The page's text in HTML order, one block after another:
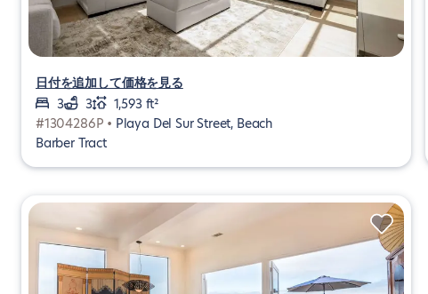
日付を追加して価格を見る
3
3
1,593 ft²
#1304286P • Playa Del Sur Street, Beach
Barber Tract